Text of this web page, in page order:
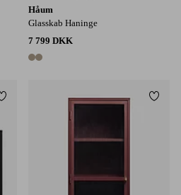
Håum
Glasskab Haninge
7 799 DKK
2 farver
Tilføj til favoritter